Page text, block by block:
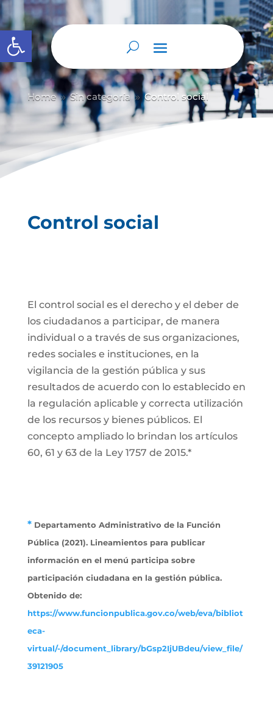
Abrir barra de herramientas
Home 9 Sin categoría 9 Control social
Control social
El control social es el derecho y el deber de
los ciudadanos a participar, de manera
individual o a través de sus organizaciones,
redes sociales e instituciones, en la
vigilancia de la gestión pública y sus
resultados de acuerdo con lo establecido en
la regulación aplicable y correcta utilización
de los recursos y bienes públicos. El
concepto ampliado lo brindan los artículos
60, 61 y 63 de la Ley 1757 de 2015.*
*Departamento Administrativo de la Función
Pública (2021). Lineamientos para publicar
información en el menú participa sobre
participación ciudadana en la gestión pública.
Obtenido de:
https://www.funcionpublica.gov.co/web/eva/bibliot
eca-
virtual/-/document_library/bGsp2IjUBdeu/view_file/
39121905